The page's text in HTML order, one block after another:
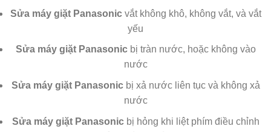
Sửa máy giặt Panasonicvắt không khô, không vắt, và vắt
yếu
Sửa máy giặt Panasonicbị tràn nước, hoặc không vào
nước
Sửa máy giặt Panasonicbị xả nước liên tục và không xả
nước
Sửa máy giặt Panasonicbị hỏng khi liệt phím điều chỉnh